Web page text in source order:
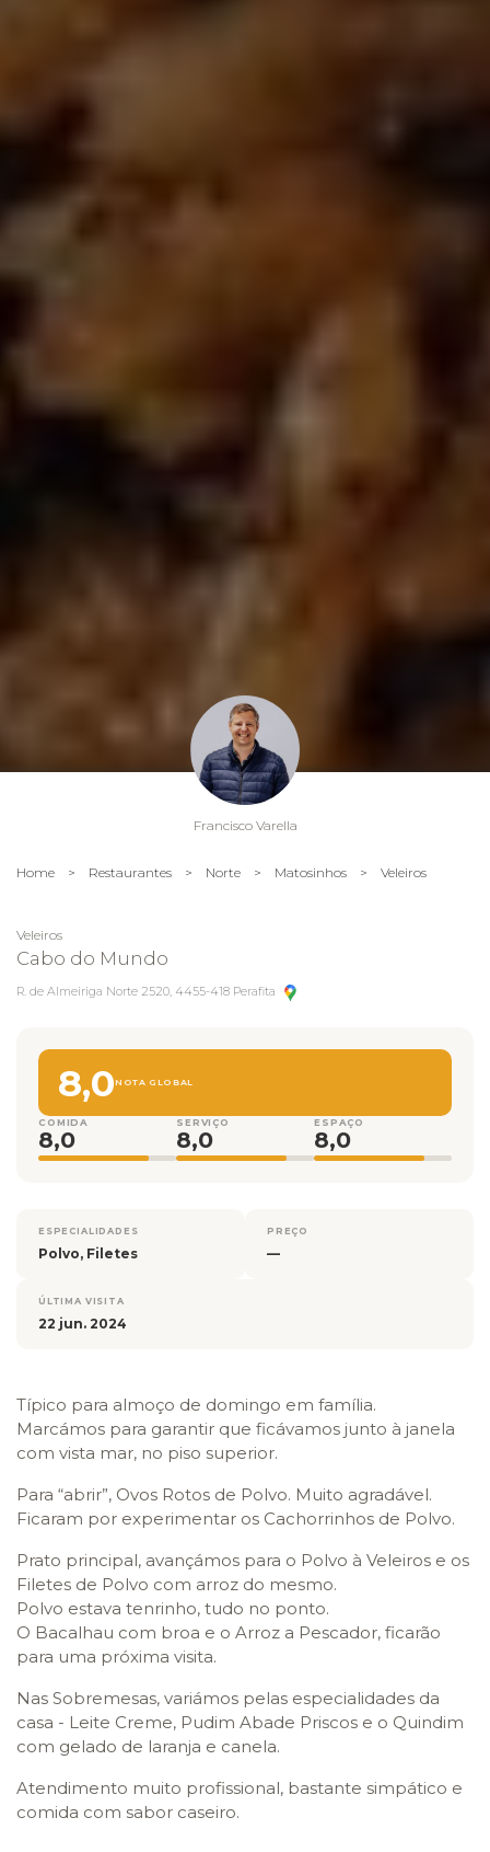
Francisco Varella
Home > Restaurantes > Norte > Matosinhos > Veleiros
Veleiros
Cabo do Mundo
R. de Almeiriga Norte 2520, 4455-418 Perafita
8,0NOTA GLOBAL
COMIDA
8,0
SERVIÇO
8,0
ESPAÇO
8,0
ESPECIALIDADES
Polvo, Filetes
PREÇO
—
ÚLTIMA VISITA
22 jun. 2024
Típico para almoço de domingo em família.
Marcámos para garantir que ficávamos junto à janela
com vista mar, no piso superior.
Para “abrir”, Ovos Rotos de Polvo. Muito agradável.
Ficaram por experimentar os Cachorrinhos de Polvo.
Prato principal, avançámos para o Polvo à Veleiros e os
Filetes de Polvo com arroz do mesmo.
Polvo estava tenrinho, tudo no ponto.
O Bacalhau com broa e o Arroz a Pescador, ficarão
para uma próxima visita.
Nas Sobremesas, variámos pelas especialidades da
casa - Leite Creme, Pudim Abade Priscos e o Quindim
com gelado de laranja e canela.
Atendimento muito profissional, bastante simpático e
comida com sabor caseiro.